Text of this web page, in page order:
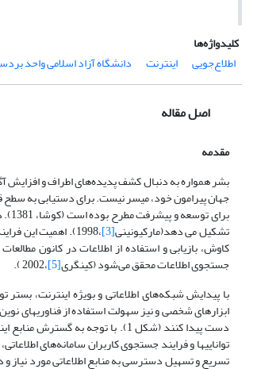
کلیدواژه‌ها
اطلاع‌جویی
اینترنت دانشگاه آزاد اسلامی واحد
اصل مقاله
مقدمه
بشر همواره به دنبال کشف پدیده‌های اطراف و افزایش
جهان پیرامون خود، میسر نیست. برای دستیابی به سطح
برای توسعه و پیشرفت مطرح بوده است (کوشا، 1381). درک و شناخت فرایند جستجوی اطلاعات و توسعه سامانه‌ها
تشکیل می دهد(مارکیونینی[3] ،1998). اهمیت این فرایند تا بدانجاست که در برخی از متون از آن با نام «فرایند تبدیل اطلاعات به دانش» یاد می کنند(رافست
کاوش، بازیابی و استفاده از اطلاعات در کانون
جستجوی اطلاعات محقق می‌شود (کینگری[5] ،2002 ).
با پیدایش شبکه‌های اطلاعاتی و بویژه اینترنت،
ابزارهای شخصی و نیز سهولت استفاده از فناوریهای
دست پیدا کنند (شکل 1). با توجه
تواناییها و فرایند جستجوی کاربران سامانه‌های
تسریع و تسهیل دسترسی به منابع اطلاعاتی مورد نیاز